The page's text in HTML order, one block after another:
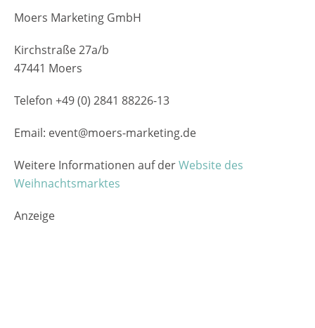
Moers Marketing GmbH
Kirchstraße 27a/b
47441 Moers
Telefon +49 (0) 2841 88226-13
Email: event@moers-marketing.de
Weitere Informationen auf derWebsite des
Weihnachtsmarktes
Anzeige